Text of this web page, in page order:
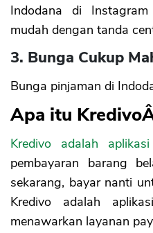
Indodana di
mudah dengan tanda
3. Bunga Cukup
Bunga pinjaman di
Apa itu
Kredivo adalah
pembayaran barang
sekarang, bayar nanti
Kredivo adalah
menawarkan layanan